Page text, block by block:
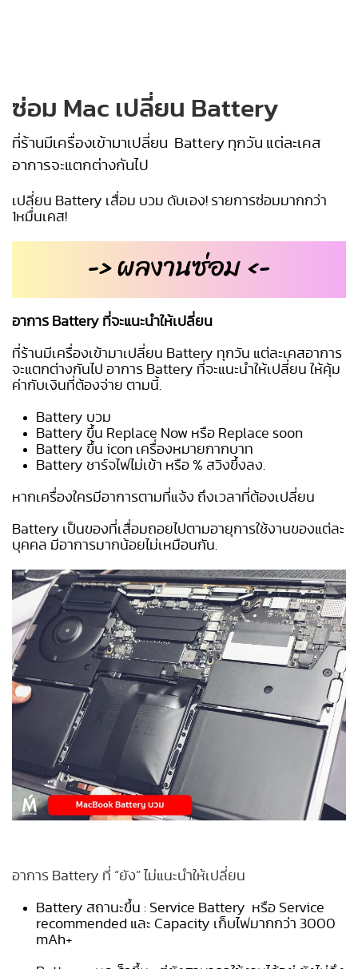
ซ่อม Mac เปลี่ยน Battery
ที่ร้านมีเครื่องเข้ามาเปลี่ยน Battery ทุกวัน แต่ละเคส
อาการจะแตกต่างกันไป
เปลี่ยน Battery เสื่อม บวม ดับเอง! รายการซ่อมมากกว่า
1หมื่นเคส!
อาการ Battery ที่จะแนะนำให้เปลี่ยน
ที่ร้านมีเครื่องเข้ามาเปลี่ยน Battery ทุกวัน แต่ละเคสอาการ
จะแตกต่างกันไป อาการ Battery ที่จะแนะนำให้เปลี่ยน ให้คุ้ม
ค่ากับเงินที่ต้องจ่าย ตามนี้.
Battery บวม
Battery ขึ้น Replace Now หรือ Replace soon
Battery ขึ้น icon เครื่องหมายกากบาท
Battery ชาร์จไฟไม่เข้า หรือ % สวิงขึ้งลง.
หากเครื่องใครมีอาการตามที่แจ้ง ถึงเวลาที่ต้องเปลี่ยน
Battery เป็นของที่เสื่อมถอยไปตามอายุการใช้งานของแต่ละ
บุคคล มีอาการมากน้อยไม่เหมือนกัน.
อาการ Battery ที่ “ยัง” ไม่แนะนำให้เปลี่ยน
Battery สถานะขึ้น : Service Battery หรือ Service
recommended และ Capacity เก็บไฟมากกว่า 3000
mAh+